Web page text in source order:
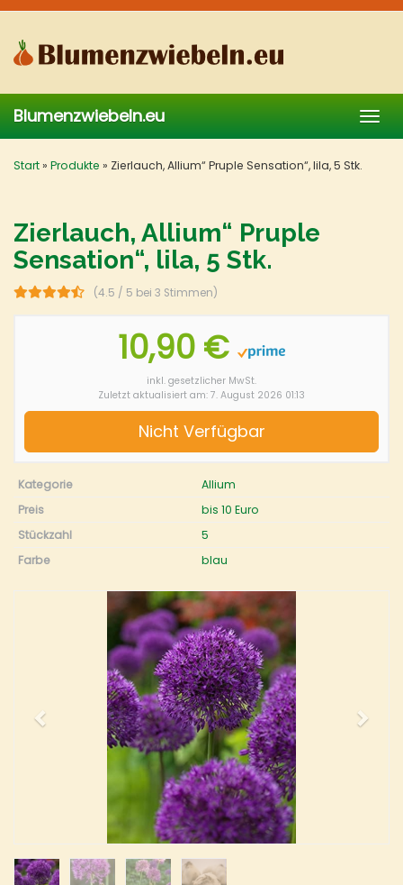
Skip
main
content
Blumenzwiebeln.eu
Start» Produkte » Zierlauch, Allium“ Pruple Sensation“, lila, 5 Stk.
Zierlauch, Allium“ Pruple
Sensation“, lila, 5 Stk.
(4.5 / 5 bei 3 Stimmen)
10,90 €
inkl. gesetzlicher MwSt.
Zuletzt aktualisiert am: 7. August 2026 01:13
Nicht Verfügbar
Kategorie
Allium
Preis
bis 10 Euro
Stückzahl
5
Farbe
blau